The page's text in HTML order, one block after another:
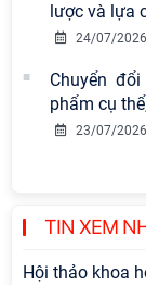
lược và lựa
24/07/2026
Chuyển
phẩm cụ
23/07/2026
TIN XEM
những kinh
Đảng Cộng
sự nghiệp xây
Hội nghị Lãnh
Khoa học xã
với Ban Chủ
cấp Bộ
Hội thảo khoa